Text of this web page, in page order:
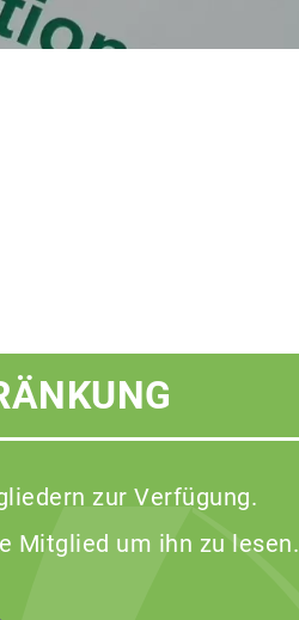
zur Verfügung.
Mitglied um ihn zu lesen.